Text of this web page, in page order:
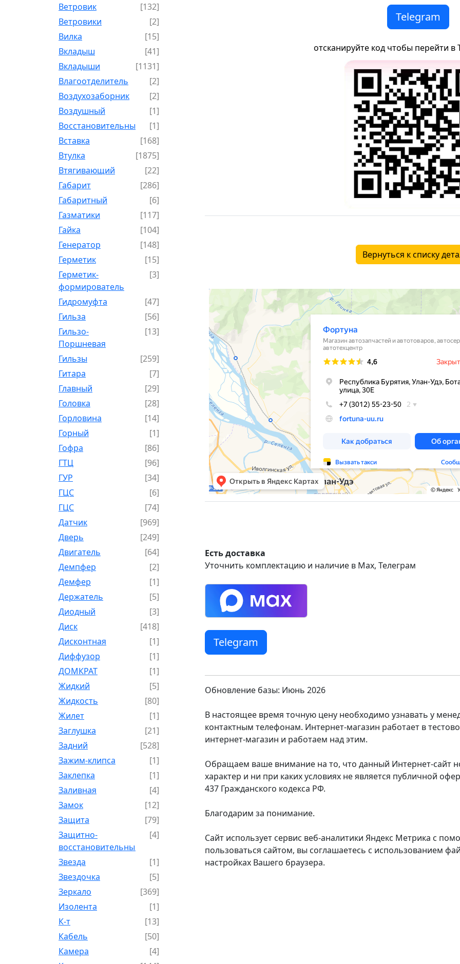
Ветровик
[132]
Ветровики
[2]
Вилка
[15]
Вкладыш
[41]
Вкладыши
[1131]
Влагоотделитель
[2]
Воздухозаборник
[2]
Воздушный
[1]
Восстановительный
[1]
Вставка
[168]
Втулка
[1875]
Втягивающий
[22]
Габарит
[286]
Габаритный
[6]
Газматики
[117]
Гайка
[104]
Генератор
[148]
Герметик
[15]
Герметик-
формирователь
[3]
Гидромуфта
[47]
Гильза
[56]
Гильзо-
Поршневая
[13]
Гильзы
[259]
Гитара
[7]
Главный
[29]
Головка
[28]
Горловина
[14]
Горный
[1]
Гофра
[86]
ГТЦ
[96]
ГУР
[34]
ГЦC
[6]
ГЦС
[74]
Датчик
[969]
Дверь
[249]
Двигатель
[64]
Демпфер
[2]
Демфер
[1]
Держатель
[5]
Диодный
[3]
Диск
[418]
Дисконтная
[1]
Диффузор
[1]
ДОМКРАТ
[1]
Жидкий
[5]
Жидкость
[80]
Жилет
[1]
Заглушка
[21]
Задний
[528]
Зажим-клипса
[1]
Заклепка
[1]
Заливная
[4]
Замок
[12]
Защита
[79]
Защитно-
восстановительный
[4]
Звезда
[1]
Звездочка
[5]
Зеркало
[369]
Изолента
[1]
К-т
[13]
Кабель
[50]
Камера
[4]
Telegram
отсканируйте код чтобы перейти в
Вернуться к списку
Есть доставка
Уточнить комплектацию и наличие в Max, Телеграм
Telegram
Обновление базы: Июнь 2026
В настоящее время точную цену необходимо узнавать у
контактным телефонам. Интернет-магазин работает в
интернет-магазин и работаем над этим.
Обращаем ваше внимание на то, что данный Интернет-сайт
характер и ни при каких условиях не является публичной
437 Гражданского кодекса РФ.
Благодарим за понимание.
Сайт использует сервис веб-аналитики Яндекс Метрика с
пользоваться сайтом, вы соглашаетесь с использованием
настройках Вашего браузера.